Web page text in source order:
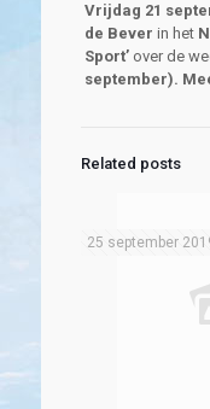
Vrijdag 21
de Bever in het
Sport’ over de
september).
Related posts
25 september